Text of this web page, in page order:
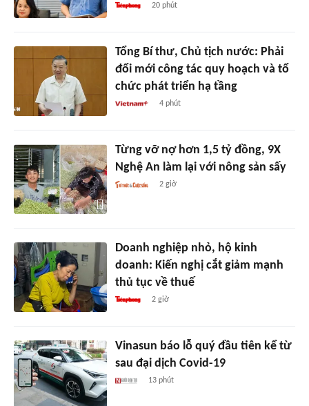
20 phút
Tổng Bí thư, Chủ tịch nước: Phải
đổi mới công tác quy hoạch và tổ
chức phát triển hạ tầng
4 phút
Từng vỡ nợ hơn 1,5 tỷ đồng, 9X
Nghệ An làm lại với nông sản sấy
2 giờ
Doanh nghiệp nhỏ, hộ kinh
doanh: Kiến nghị cắt giảm mạnh
thủ tục về thuế
2 giờ
Vinasun báo lỗ quý đầu tiên kể từ
sau đại dịch Covid-19
13 phút